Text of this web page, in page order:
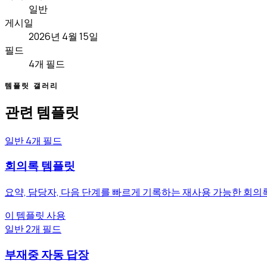
일반
게시일
2026년 4월 15일
필드
4개 필드
템플릿 갤러리
관련 템플릿
일반4개 필드
회의록 템플릿
요약, 담당자, 다음 단계를 빠르게 기록하는 재사용 가능한 회의
이 템플릿 사용
일반2개 필드
부재중 자동 답장